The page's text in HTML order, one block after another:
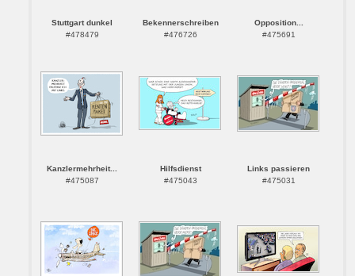
Stuttgart dunkel
#478479
Bekennerschreiben
#476726
Opposition...
#475691
Kanzlermehrheit...
#475087
Hilfsdienst
#475043
Links passieren
#475031